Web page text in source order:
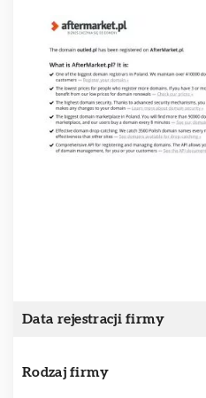
Data rejestracji firmy
Rodzaj firmy